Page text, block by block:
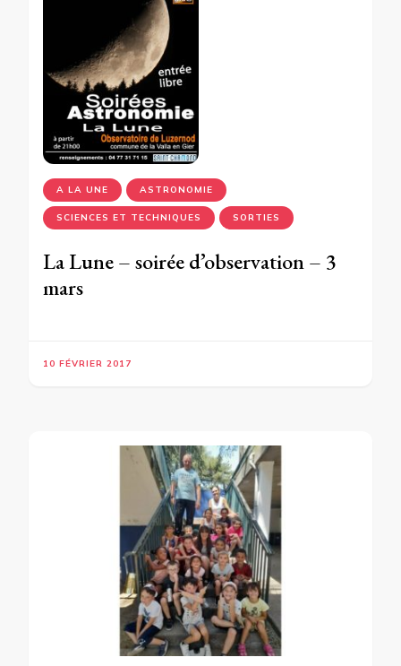
A LA UNE ASTRONOMIE
SCIENCES ET TECHNIQUES SORTIES
La Lune – soirée d’observation – 3
mars
10 FÉVRIER 2017